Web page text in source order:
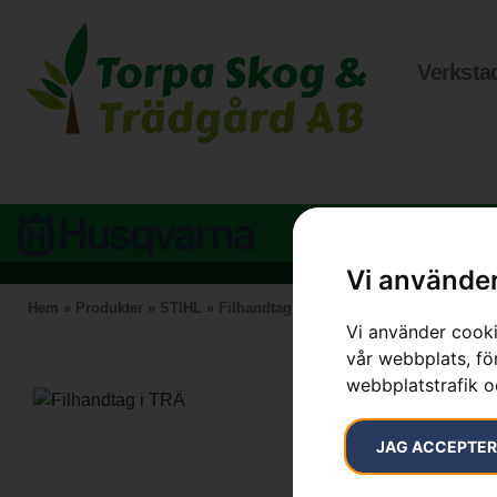
Vi
Vi använder
vår webbplats,
webbplatstrafik
JAG
Verkstad
Hem » Produkter » STIHL » Filhandtag i TRÄ